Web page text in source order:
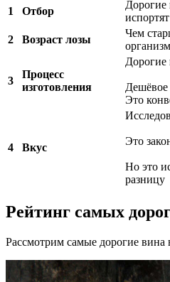
1
Отбор
Дорогие
2
Возраст лозы
Чем
3
Процесс
изготовления
Дорогие
Дешёвое
Это
4 Вкус
Это
Но это
разницу
Рейтинг самых
Рассмотрим самые дорогие